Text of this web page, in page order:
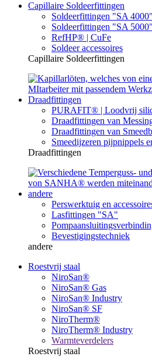
Capillaire Soldeerfittingen
Soldeerfittingen "SA
Soldeerfittingen "SA
RefHP® | CuFe
Soldeer accessoires
Capillaire Soldeerfittingen
Draadfittingen
PURAFIT® | Loodvrij
Draadfittingen van
Draadfittingen van
Smeedijzeren pijpnippels
Draadfittingen
andere
Perswerktuig en
Lasfittingen "SA"
Bevestigingstechniek
andere
Roestvrij staal
NiroSan®
NiroSan® Gas
NiroSan® Industry
NiroSan® SF
NiroTherm®
NiroTherm® Industry
Warmteverdelers
Roestvrij staal